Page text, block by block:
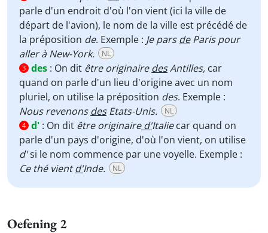
parle d'un endroit d'où l'on vient (ici la ville de
départ de l'avion), le nom de la ville est précédé de
la préposition de. Exemple : Je parsdeParis pour
aller à New-York.
NL
3 des : On dit être originairedesAntilles, car
quand on parle d'un lieu d'origine avec un nom
pluriel, on utilise la préposition des. Exemple :
Nous revenonsdesEtats-Unis. NL
4 d' : On dit être originaired'Italiecar quand on
parle d'un pays d'origine, d'où l'on vient, on utilise
d'si le nom commence par une voyelle. Exemple :
Ce thé vientd'Inde. NL
Oefening 2